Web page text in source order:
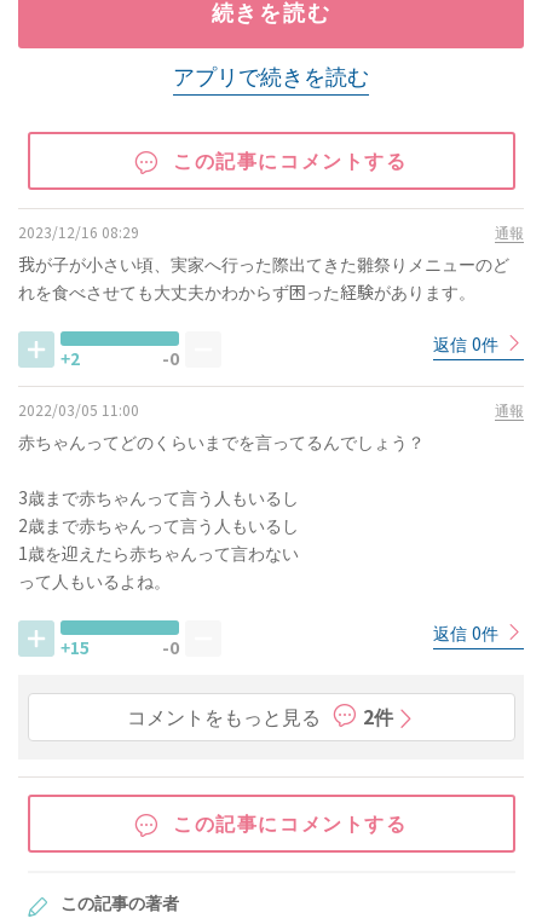
続きを読む
アプリで続きを読む
この記事にコメントする
2023/12/16 08:29 通報
我が子が小さい頃、実家へ行った際出てきた雛祭りメニューのど
れを食べさせても大丈夫かわからず困った経験があります。
+2 -0
返信 0件
2022/03/05 11:00 通報
赤ちゃんってどのくらいまでを言ってるんでしょう？
3歳まで赤ちゃんって言う人もいるし
2歳まで赤ちゃんって言う人もいるし
1歳を迎えたら赤ちゃんって言わない
って人もいるよね。
+15 -0
返信 0件
コメントをもっと見る 2件
この記事にコメントする
この記事の著者